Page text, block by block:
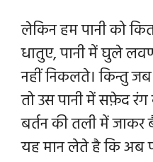
लेकिन हम पानी को
धातुए, पानी में घुले
नहीं निकलते। किन्तु
तो उस पानी में सफ़ेद रंग
बर्तन की तली में जाकर
यह मान लेते है कि अब